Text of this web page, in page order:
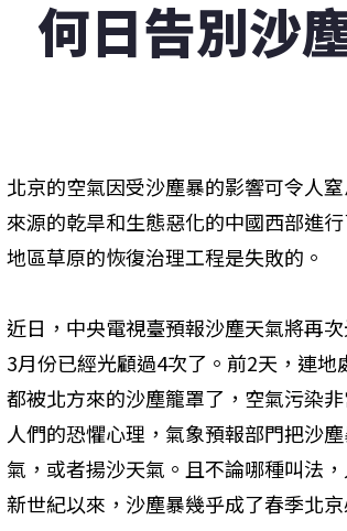
何日告別沙
北京的空氣因受沙塵暴的影響可令人
來源的乾旱和生態惡化的中國西部進
地區草原的恢復治理工程是失敗的。
近日，中央電視臺預報沙塵天氣將再
3月份已經光顧過4次了。前2天，連地
都被北方來的沙塵籠罩了，空氣污染
人們的恐懼心理，氣象預報部門把沙
氣，或者揚沙天氣。且不論哪種叫法
新世紀以來，沙塵暴幾乎成了春季北